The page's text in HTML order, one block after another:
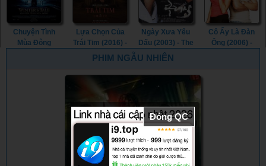
Chuyện Tình
Mùa Đông
Lựa Chọn Của
Trái Tim (2016) -
The Choice
Ngày Xưa Yêu
Dấu (2003) - The
Classic (2003)
Cô Ấy Là Đàn
Ông (2006) -
PHIM NGẪU NHIÊN
Đóng QC